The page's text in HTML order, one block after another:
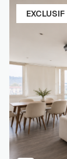
EXCLUSIF